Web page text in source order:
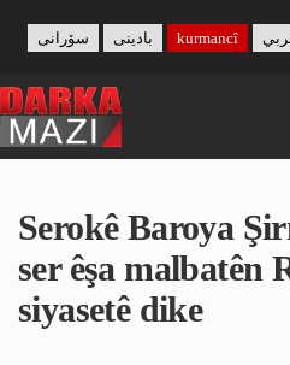
content
بادینی سۆرانی kurmancî
Serokê Baroya
ser êşa malbatên
siyasetê dike